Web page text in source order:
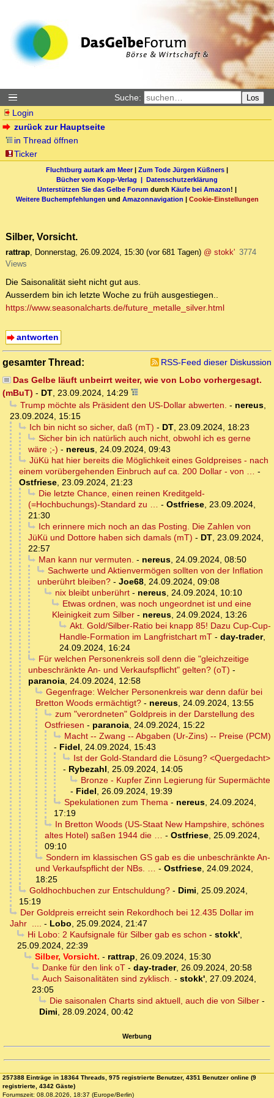
Suche: Los
Login
zurück zur Hauptseite
in Thread öffnen
Ticker
Fluchtburg autark am Meer| Zum Tode Jürgen Küßners |
Bücher vom Kopp-Verlag | Datenschutzerklärung
Unterstützen Sie das Gelbe Forum durch Käufe bei Amazon! |
Weitere Buchempfehlungen und Amazonnavigation | Cookie-Einstellungen
Silber, Vorsicht.
rattrap, Donnerstag, 26.09.2024, 15:30 (vor 681 Tagen) @ stokk' 3774
Views
Die Saisonalität sieht nicht gut aus.
Ausserdem bin ich letzte Woche zu früh ausgestiegen..
https://www.seasonalcharts.de/future_metalle_silver.html
antworten
gesamter Thread:
RSS-Feed dieser Diskussion
Das Gelbe läuft unbeirrt weiter, wie von Lobo vorhergesagt.
(mBuT) - DT, 23.09.2024, 14:29
Trump möchte als Präsident den US-Dollar abwerten. - nereus,
23.09.2024, 15:15
Ich bin nicht so sicher, daß (mT) - DT, 23.09.2024, 18:23
Sicher bin ich natürlich auch nicht, obwohl ich es gerne
wäre ;-) - nereus, 24.09.2024, 09:43
JüKü hat hier bereits die Möglichkeit eines Goldpreises - nach
einem vorübergehenden Einbruch auf ca. 200 Dollar - von … -
Ostfriese, 23.09.2024, 21:23
Die letzte Chance, einen reinen Kreditgeld-
(=Hochbuchungs)-Standard zu … - Ostfriese, 23.09.2024,
21:30
Ich erinnere mich noch an das Posting. Die Zahlen von
JüKü und Dottore haben sich damals (mT) - DT, 23.09.2024,
22:57
Man kann nur vermuten. - nereus, 24.09.2024, 08:50
Sachwerte und Aktienvermögen sollten von der Inflation
unberührt bleiben? - Joe68, 24.09.2024, 09:08
nix bleibt unberührt- nereus, 24.09.2024, 10:10
Etwas ordnen, was noch ungeordnet ist und eine
Kleinigkeit zum Silber - nereus, 24.09.2024, 13:26
Akt. Gold/Silber-Ratio bei knapp 85! Dazu Cup-Cup-
Handle-Formation im Langfristchart mT - day-trader,
24.09.2024, 16:24
Für welchen Personenkreis soll denn die "gleichzeitige
unbeschränkte An- und Verkaufspflicht" gelten? (oT) -
paranoia, 24.09.2024, 12:58
Gegenfrage: Welcher Personenkreis war denn dafür bei
Bretton Woods ermächtigt? - nereus, 24.09.2024, 13:55
zum "verordneten" Goldpreis in der Darstellung des
Ostfriesen - paranoia, 24.09.2024, 15:22
Macht -- Zwang -- Abgaben (Ur-Zins) -- Preise (PCM)
- Fidel, 24.09.2024, 15:43
Ist der Gold-Standard die Lösung? <Quergedacht>
- Rybezahl, 25.09.2024, 14:05
Bronze - Kupfer Zinn Legierung für Supermächte
- Fidel, 26.09.2024, 19:39
Spekulationen zum Thema- nereus, 24.09.2024,
17:19
In Bretton Woods (US-Staat New Hampshire, schönes
altes Hotel) saßen 1944 die … - Ostfriese, 25.09.2024,
09:10
Sondern im klassischen GS gab es die unbeschränkte An-
und Verkaufspflicht der NBs. … - Ostfriese, 24.09.2024,
18:25
Goldhochbuchen zur Entschuldung?- Dimi, 25.09.2024,
15:19
Der Goldpreis erreicht sein Rekordhoch bei 12.435 Dollar im
Jahr .... - Lobo, 25.09.2024, 21:47
Hi Lobo: 2 Kaufsignale für Silber gab es schon - stokk',
25.09.2024, 22:39
Silber, Vorsicht. - rattrap, 26.09.2024, 15:30
Danke für den link oT- day-trader, 26.09.2024, 20:58
Auch Saisonalitäten sind zyklisch. - stokk', 27.09.2024,
23:05
Die saisonalen Charts sind aktuell, auch die von Silber-
Dimi, 28.09.2024, 00:42
Werbung
257388 Einträge in 18364 Threads, 975 registrierte Benutzer, 4351 Benutzer online (9
registrierte, 4342 Gäste)
Forumszeit: 08.08.2026, 18:37 (Europe/Berlin)